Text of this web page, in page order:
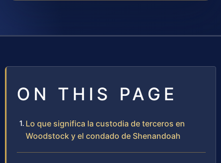
ON THIS PAGE
Lo que significa la custodia de terceros en
Woodstock y el condado de Shenandoah